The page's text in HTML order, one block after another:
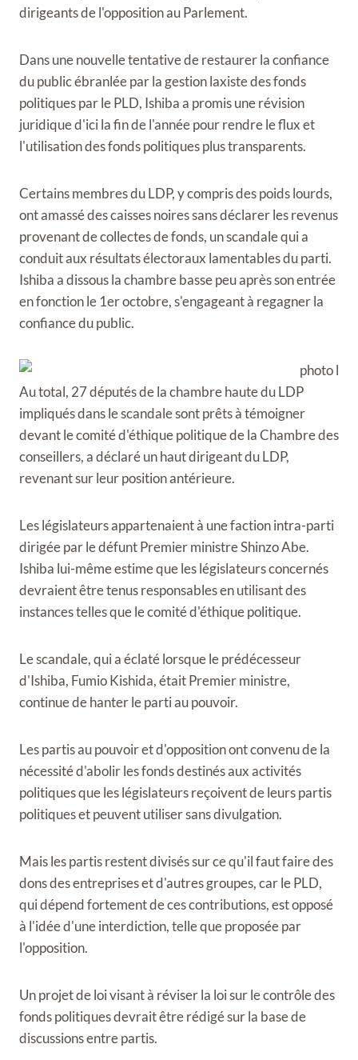
dirigeants de l'opposition au Parlement.
Dans une nouvelle tentative de restaurer la confiance
du public ébranlée par la gestion laxiste des fonds
politiques par le PLD, Ishiba a promis une révision
juridique d'ici la fin de l'année pour rendre le flux et
l'utilisation des fonds politiques plus transparents.
Certains membres du LDP, y compris des poids lourds,
ont amassé des caisses noires sans déclarer les revenus
provenant de collectes de fonds, un scandale qui a
conduit aux résultats électoraux lamentables du parti.
Ishiba a dissous la chambre basse peu après son entrée
en fonction le 1er octobre, s'engageant à regagner la
confiance du public.
Au total, 27 députés de la chambre haute du LDP
impliqués dans le scandale sont prêts à témoigner
devant le comité d'éthique politique de la Chambre des
conseillers, a déclaré un haut dirigeant du LDP,
revenant sur leur position antérieure.
Les législateurs appartenaient à une faction intra-parti
dirigée par le défunt Premier ministre Shinzo Abe.
Ishiba lui-même estime que les législateurs concernés
devraient être tenus responsables en utilisant des
instances telles que le comité d'éthique politique.
Le scandale, qui a éclaté lorsque le prédécesseur
d'Ishiba, Fumio Kishida, était Premier ministre,
continue de hanter le parti au pouvoir.
Les partis au pouvoir et d'opposition ont convenu de la
nécessité d'abolir les fonds destinés aux activités
politiques que les législateurs reçoivent de leurs partis
politiques et peuvent utiliser sans divulgation.
Mais les partis restent divisés sur ce qu'il faut faire des
dons des entreprises et d'autres groupes, car le PLD,
qui dépend fortement de ces contributions, est opposé
à l'idée d'une interdiction, telle que proposée par
l'opposition.
Un projet de loi visant à réviser la loi sur le contrôle des
fonds politiques devrait être rédigé sur la base de
discussions entre partis.